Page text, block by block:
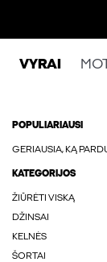
VYRAI
POPULIARIAUSI
GERIAUSIA, KĄ
KATEGORIJOS
ŽIŪRĖTI VISKĄ
DŽINSAI
KELNĖS
ŠORTAI